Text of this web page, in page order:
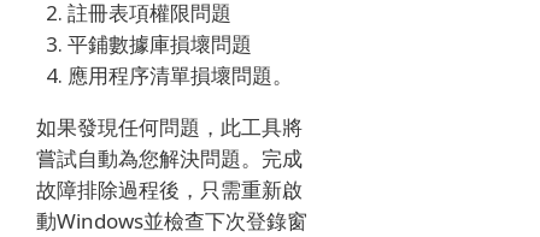
註冊表項權限問題
平鋪數據庫損壞問題
應用程序清單損壞問題。
如果發現任何問題，此工具將
嘗試自動為您解決問題。 完成
故障排除過程後，只需重新啟
動Windows並檢查下次登錄窗